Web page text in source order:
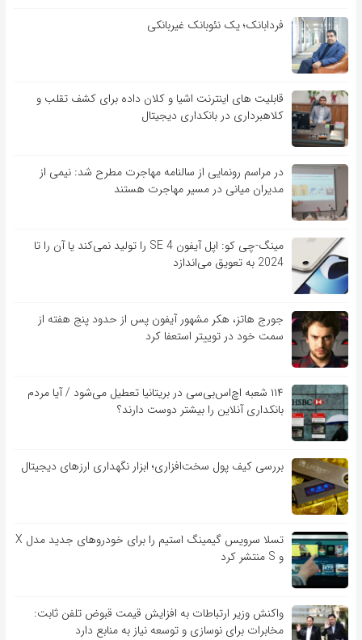
فردابانک؛ یک نئوبانک غیربانکی
قابلیت ‏های اینترنت اشیا و کلان‏ داده برای کشف تقلب و
کلاهبرداری در بانکداری دیجیتال
در مراسم رونمایی از سالنامه مهاجرت مطرح شد: نیمی از
مدیران میانی در مسیر مهاجرت هستند
مینگ-چی کو: اپل آیفون SE 4 را تولید نمی‌کند یا آن را تا
2024 به تعویق می‌اندازد
جورج هاتز، هکر مشهور آیفون پس از حدود پنج هفته از
سمت خود در توییتر استعفا کرد
۱۱۴ شعبه اچ‌اس‌بی‌سی در بریتانیا تعطیل می‌شود / آیا مردم
بانکداری آنلاین را بیشتر دوست دارند؟
بررسی کیف‌ پول سخت‌افزاری؛ ابزار نگهداری ارزهای دیجیتال
تسلا سرویس گیمینگ استیم را برای خودروهای جدید مدل X
و S منتشر کرد
واکنش وزیر ارتباطات به افزایش قیمت قبوض تلفن ثابت:
مخابرات برای نوسازی و توسعه نیاز به منابع دارد